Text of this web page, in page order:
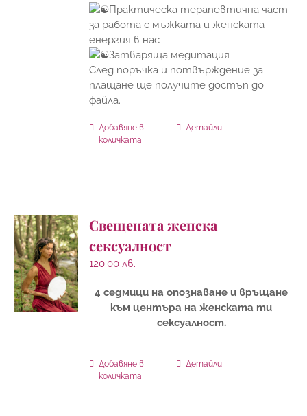
Практическа терапевтична част
за работа с мъжката и женската
енергия в нас
Затваряща медитация
След поръчка и потвърждение за
плащане ще получите достъп до
файла.
Добавяне в
количката
Детайли
Свещената женска
сексуалност
120.00лв.
4 седмици на опознаване и връщане
към центъра на женската ти
сексуалност.
Добавяне в
количката
Детайли